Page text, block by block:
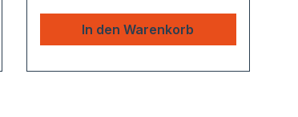
In den Warenkorb